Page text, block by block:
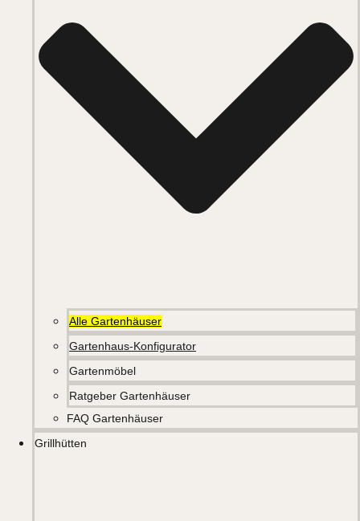
Alle Gartenhäuser
Gartenhaus-Konfigurator
Gartenmöbel
Ratgeber Gartenhäuser
FAQ Gartenhäuser
Grillhütten